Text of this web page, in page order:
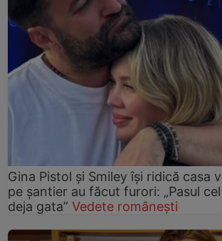
Gina Pistol și Smiley își ridică casa
pe șantier au făcut furori: „Pasul
deja gata” Vedete românești